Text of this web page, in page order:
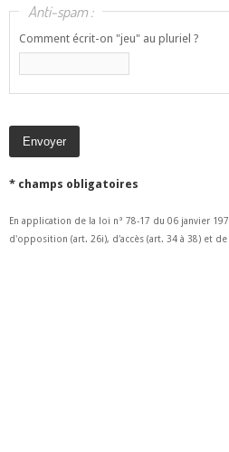
Anti-spam :
Comment écrit-on "jeu" au pluriel ?
* champs obligatoires
En application de la loi n° 78-17 du 06 janvier
d'opposition (art. 26i), d'accès (art. 34 à 38) et